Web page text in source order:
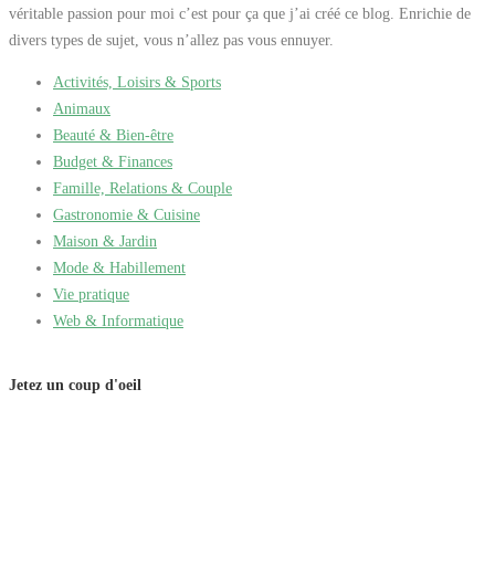
véritable passion pour moi c’est pour ça que j’ai créé ce blog. Enrichie de
divers types de sujet, vous n’allez pas vous ennuyer.
Activités, Loisirs & Sports
Animaux
Beauté & Bien-être
Budget & Finances
Famille, Relations & Couple
Gastronomie & Cuisine
Maison & Jardin
Mode & Habillement
Vie pratique
Web & Informatique
Jetez un coup d'oeil